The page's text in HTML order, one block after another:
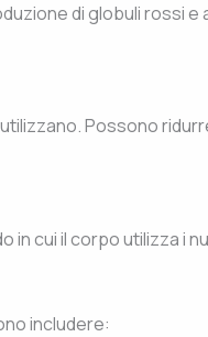
di globuli rossi e
Possono
in cui il corpo utilizza i
includere: